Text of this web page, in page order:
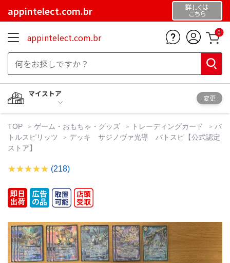
appintelect.com.br 詳しくは
こちら
appintelect.com.br 0
マイストア
変更
TOP ゲーム・おもちゃ・グッズ トレーディングカード
バ
トルスピリッツ
デッキ サジノヴァ光導 バトスピ【公式認定
ストア】
(218)